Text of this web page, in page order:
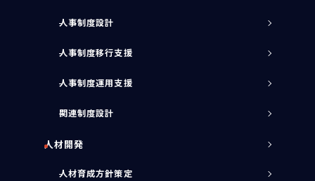
人事制度設計
人事制度移行支援
人事制度運用支援
関連制度設計
人材開発
人材育成方針策定